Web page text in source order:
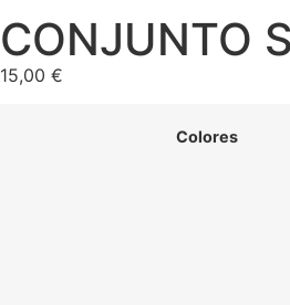
CONJUNTO
15,00 €
Colores